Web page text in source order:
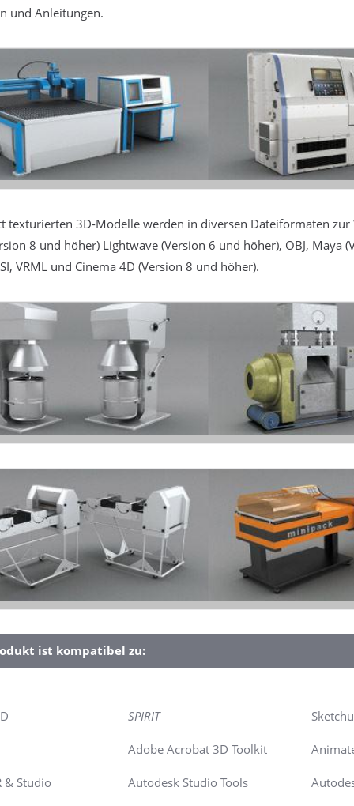
und Anleitungen.
texturierten 3D-Modelle werden in diversen Dateiformaten zur
8 und höher) Lightwave (Version 6 und höher), OBJ, Maya
VRML und Cinema 4D (Version 8 und höher).
ist kompatibel zu:
SPIRIT
Adobe Acrobat 3D Toolkit
& Studio Autodesk Studio Tools